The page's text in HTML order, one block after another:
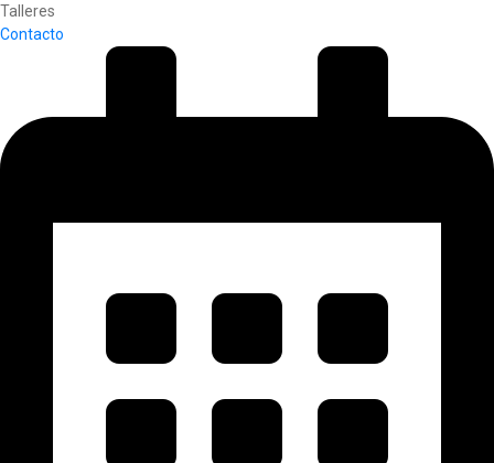
Talleres
Contacto